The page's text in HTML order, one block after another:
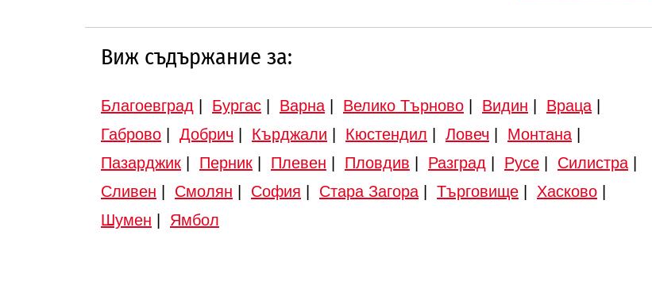
Виж съдържание за:
Благоевград | Бургас | Варна | Велико Търново | Видин | Враца |
Габрово | Добрич | Кърджали | Кюстендил | Ловеч | Монтана |
Пазарджик | Перник | Плевен | Пловдив | Разград | Русе | Силистра |
Сливен | Смолян | София | Стара Загора | Търговище | Хасково |
Шумен | Ямбол